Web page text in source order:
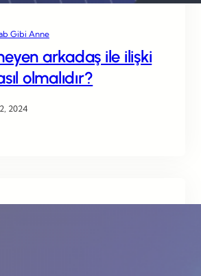
Gibi Anne
arkadaş ile ilişki
olmalıdır?
2024